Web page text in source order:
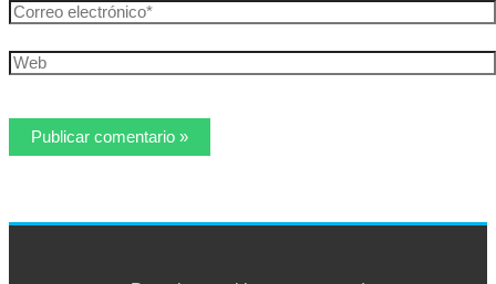
Correo
electrónico*
Web